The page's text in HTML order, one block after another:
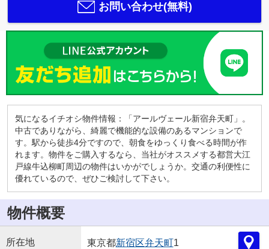
お問い合わせ(無料)
気になるイチオシ物件情報：「アールヴェール新宿弁天町」。
中古でありながら、綺麗で機能的な設備のあるマンションで
す。駅から徒歩4分ですので、朝食をゆっくり食べる時間が作
れます。物件をご購入するなら、当社がオススメする都営大江
戸線牛込柳町周辺の物件はいかがでしょうか。交通の利便性に
優れているので、ぜひご検討して下さい。
物件概要
所在地 東京都新宿区弁天町1